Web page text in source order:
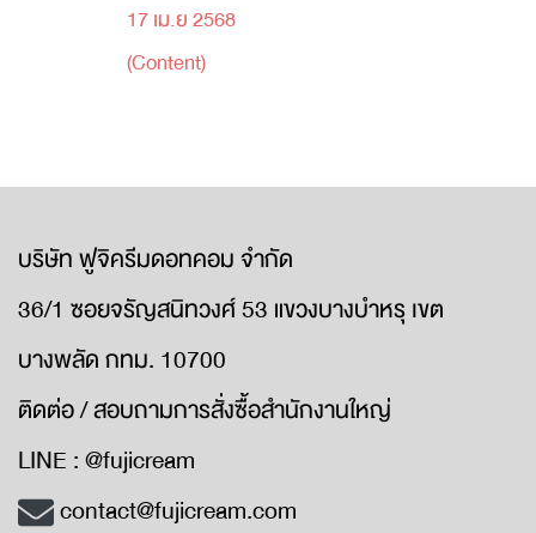
17 เม.ย 2568
(Content)
บริษัท ฟูจิครีมดอทคอม จำกัด
36/1 ซอยจรัญสนิทวงศ์ 53 แขวงบางบำหรุ เขต
บางพลัด กทม. 10700
ติดต่อ / สอบถามการสั่งซื้อสำนักงานใหญ่
LINE : @fujicream
contact@fujicream.com